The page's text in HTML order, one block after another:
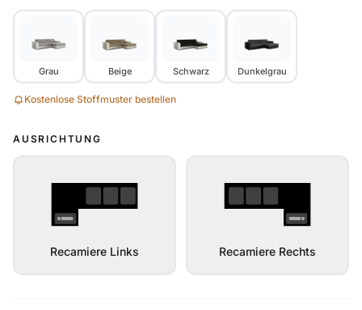
Grau Beige Schwarz Dunkelgrau
Kostenlose Stoffmuster bestellen
AUSRICHTUNG
Recamiere Links Recamiere Rechts